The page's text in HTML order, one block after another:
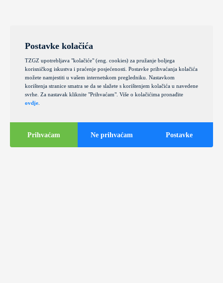
Postavke kolačića
TZGZ upotrebljava "kolačiće" (eng. cookies) za pružanje boljega
korisničkog iskustva i praćenje posjećenosti. Postavke prihvaćanja kolačića
možete namjestiti u vašem internetskom pregledniku. Nastavkom
korištenja stranice smatra se da se slažete s korištenjem kolačića u navedene
svrhe. Za nastavak kliknite "Prihvaćam". Više o kolačićima pronađite
ovdje
Prihvaćam Ne prihvaćam Postavke